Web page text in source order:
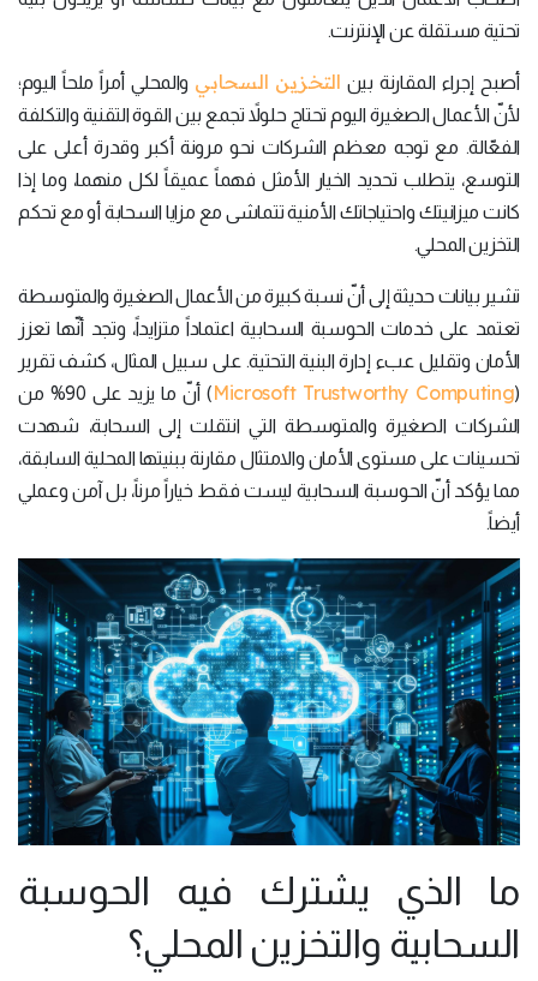
تحتية مستقلة عن الإنترنت.
أصبح إجراء المقارنة بين التخزين السحابي والمحلي أمراً ملحاً اليوم؛
لأنّ الأعمال الصغيرة اليوم تحتاج حلولاً تجمع بين القوة التقنية والتكلفة
الفعّالة. مع توجه معظم الشركات نحو مرونة أكبر وقدرة أعلى على
التوسع، يتطلب تحديد الخيار الأمثل فهماً عميقاً لكل منهما، وما إذا
كانت ميزانيتك واحتياجاتك الأمنية تتماشى مع مزايا السحابة أو مع تحكم
التخزين المحلي.
تشير بيانات حديثة إلى أنّ نسبة كبيرة من الأعمال الصغيرة والمتوسطة
تعتمد على خدمات الحوسبة السحابية اعتماداً متزايداً، وتجد أنّها تعزز
الأمان وتقليل عبء إدارة البنية التحتية. على سبيل المثال، كشف تقرير
(
Microsoft Trustworthy Computing
) أنّ ما يزيد على 90% من
الشركات الصغيرة والمتوسطة التي انتقلت إلى السحابة، شهدت
تحسينات على مستوى الأمان والامتثال مقارنة ببنيتها المحلية السابقة،
مما يؤكد أنّ الحوسبة السحابية ليست فقط خياراً مرناً، بل آمن وعملي
أيضاً.
ما الذي يشترك فيه الحوسبة
السحابية والتخزين المحلي؟